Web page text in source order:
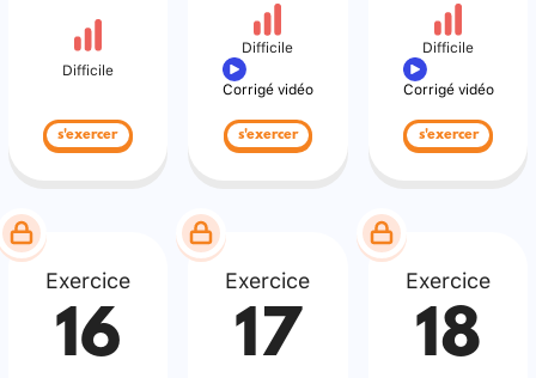
Difficile
s'exercer
Difficile
Corrigé vidéo
s'exercer
Difficile
Corrigé vidéo
s'exercer
Exercice
16
Exercice
17
Exercice
18